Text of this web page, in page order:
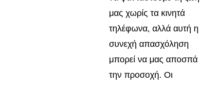
μας χωρίς τα κινητά
τηλέφωνα, αλλά αυτή η
συνεχή απασχόληση
μπορεί να μας αποσπά
την προσοχή. Οι